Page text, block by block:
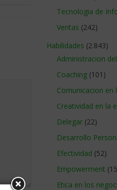
Tecnologia de
Ventas (242)
Habilidades (2.843)
Administracion
Coaching (101)
Comunicacion en
Creatividad en la
Delegar (22)
Desarrollo
Efectividad (52)
Empowerment
Etica en los